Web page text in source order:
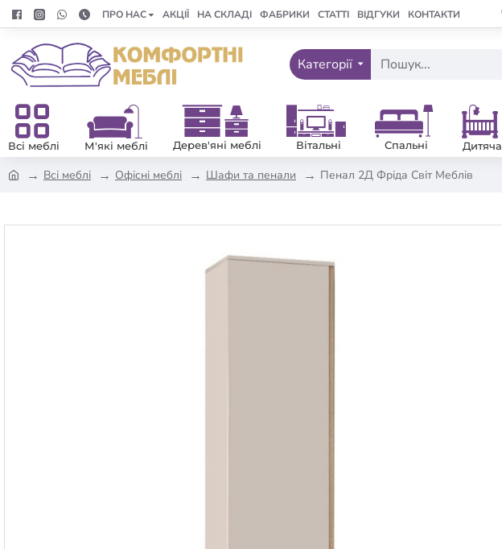
ПРО НАС АКЦІЇ НА СКЛАДІ ФАБРИКИ СТАТТІ ВІДГУКИ КОНТАКТИ
Категорії
Всі меблі М'які меблі Дерев'яні меблі Вітальні Спальні Дитяча
Всі меблі Офісні меблі Шафи та пенали Пенал 2Д Фріда Світ Меблів